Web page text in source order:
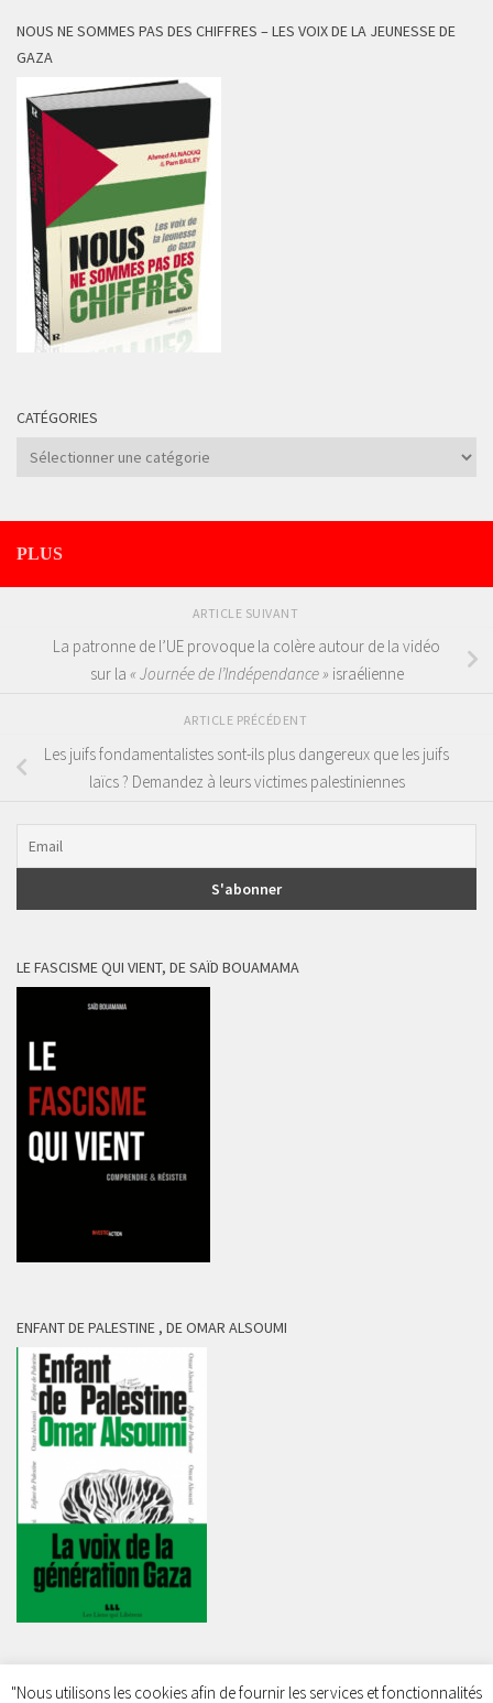
NOUS NE SOMMES PAS DES CHIFFRES – LES VOIX DE LA JEUNESSE DE
GAZA
CATÉGORIES
Catégories
PLUS
ARTICLE SUIVANT
La patronne de l’UE provoque la colère autour de la vidéo
sur la « Journée de l’Indépendance » israélienne
ARTICLE PRÉCÉDENT
Les juifs fondamentalistes sont-ils plus dangereux que les juifs
laïcs ? Demandez à leurs victimes palestiniennes
LE FASCISME QUI VIENT, DE SAÏD BOUAMAMA
ENFANT DE PALESTINE , DE OMAR ALSOUMI
"Nous utilisons les cookies afin de fournir les services et fonctionnalités